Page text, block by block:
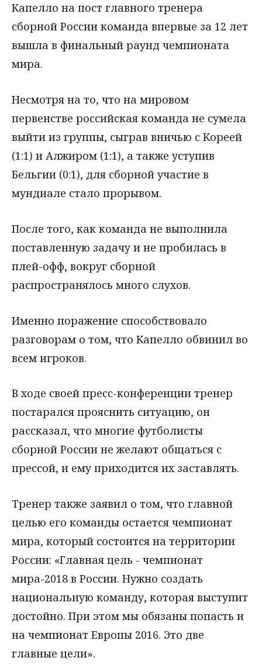
Капелло на пост главного тренера
сборной России команда впервые за 12 лет
вышла в финальный раунд чемпионата
мира.
Несмотря на то, что на мировом
первенстве российская команда не сумела
выйти из группы, сыграв вничью с Кореей
(1:1) и Алжиром (1:1), а также уступив
Бельгии (0:1), для сборной участие в
мундиале стало прорывом.
После того, как команда не выполнила
поставленную задачу и не пробилась в
плей-офф, вокруг сборной
распространялось много слухов.
Именно поражение способствовало
разговорам о том, что Капелло обвинил во
всем игроков.
В ходе своей пресс-конференции тренер
постарался прояснить ситуацию, он
рассказал, что многие футболисты
сборной России не желают общаться с
прессой, и ему приходится их заставлять.
Тренер также заявил о том, что главной
целью его команды остается чемпионат
мира, который состоится на территории
России: «Главная цель - чемпионат
мира-2018 в России. Нужно создать
национальную команду, которая выступит
достойно. При этом мы обязаны попасть и
на чемпионат Европы 2016. Это две
главные цели».